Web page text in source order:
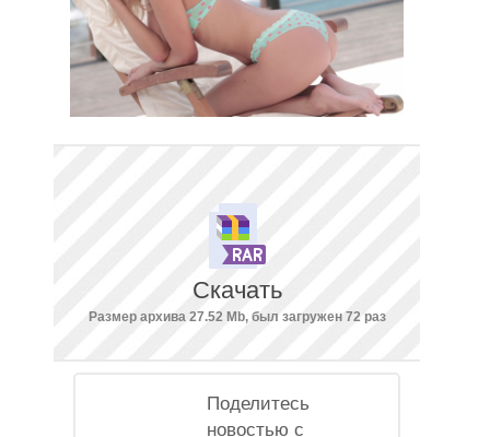
Скачать
Размер архива 27.52 Mb, был загружен 72 раз
Поделитесь
новостью с